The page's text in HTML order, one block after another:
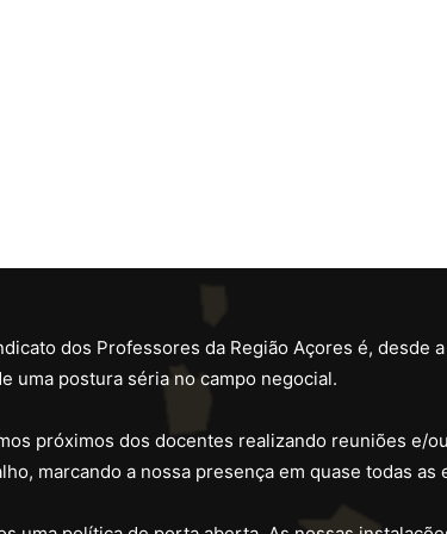
dos Professores da Região Açores é, desde
uma postura séria no campo negocial.
próximos dos docentes realizando reuniões e/
marcando a nossa presença em quase todas as